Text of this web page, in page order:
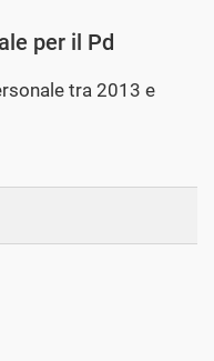
per il Pd
tra 2013 e